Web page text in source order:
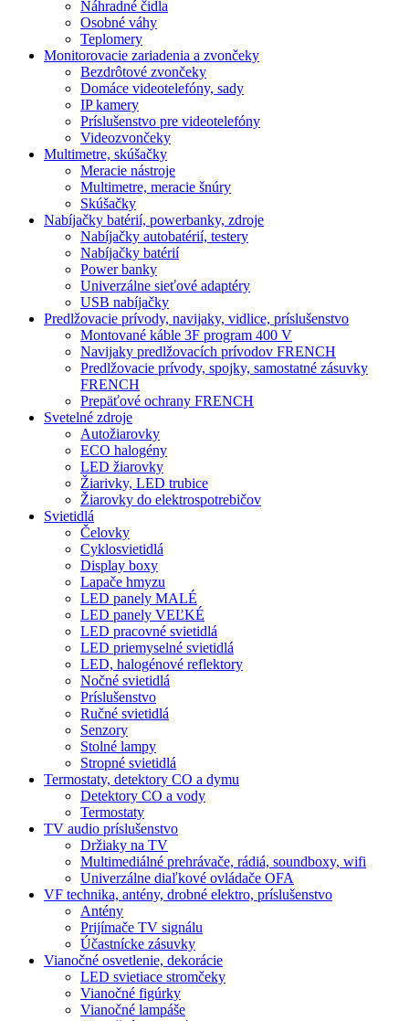
Náhradné čidla
Osobné váhy
Teplomery
Monitorovacie zariadenia a zvončeky
Bezdrôtové zvončeky
Domáce videotelefóny, sady
IP kamery
Príslušenstvo pre videotelefóny
Videozvončeky
Multimetre, skúšačky
Meracie nástroje
Multimetre, meracie šnúry
Skúšačky
Nabíjačky batérií, powerbanky, zdroje
Nabíjačky autobatérií, testery
Nabíjačky batérií
Power banky
Univerzálne sieťové adaptéry
USB nabíjačky
Predlžovacie prívody, navijaky, vidlice, príslušenstvo
Montované káble 3F program 400 V
Navijaky predlžovacích prívodov FRENCH
Predlžovacie prívody, spojky, samostatné zásuvky
FRENCH
Prepäťové ochrany FRENCH
Svetelné zdroje
Autožiarovky
ECO halogény
LED žiarovky
Žiarivky, LED trubice
Žiarovky do elektrospotrebičov
Svietidlá
Čelovky
Cyklosvietidlá
Display boxy
Lapače hmyzu
LED panely MALÉ
LED panely VEĽKÉ
LED pracovné svietidlá
LED priemyselné svietidlá
LED, halogénové reflektory
Nočné svietidlá
Príslušenstvo
Ručné svietidlá
Senzory
Stolné lampy
Stropné svietidlá
Termostaty, detektory CO a dymu
Detektory CO a vody
Termostaty
TV audio príslušenstvo
Držiaky na TV
Multimediálné prehrávače, rádiá, soundboxy, wifi
Univerzálne diaľkové ovládače OFA
VF technika, antény, drobné elektro, príslušenstvo
Antény
Prijímače TV signálu
Účastnícke zásuvky
Vianočné osvetlenie, dekorácie
LED svietiace stromčeky
Vianočné figúrky
Vianočné lampáše